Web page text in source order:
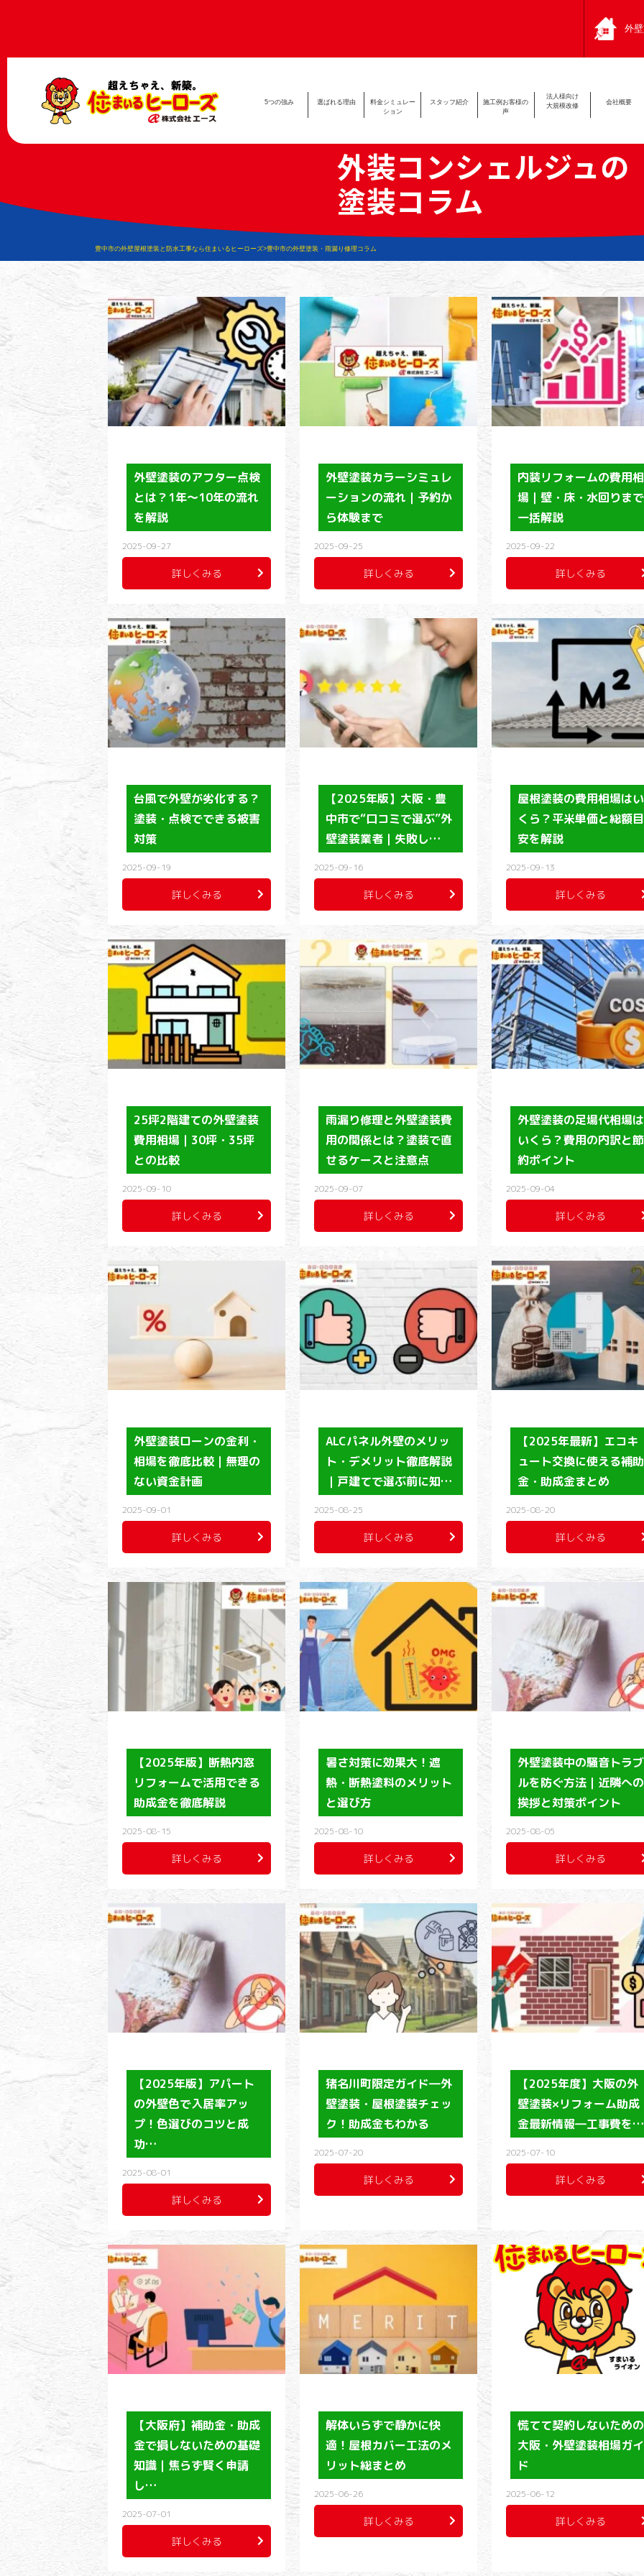
外
5つの強み 選ばれる理由 料金シミュ レー
ション
スタッフ紹介 施工例お客様の
声
法人様向け
大規模改修
会社概要
外装コンシェルジュの
塗装コラム
豊中市の外壁屋根塗装と防水工事なら住まいるヒーローズ>豊中市の外壁塗装・雨漏り修理コラム
外壁塗装のアフター点検
とは？1年〜10年の流れ
を解説
2025-09-27
詳しくみる
外壁塗装カラーシミュレ
ーションの流れ｜予約か
ら体験まで
2025-09-25
詳しくみる
内装リフォームの費用相
場｜壁・床・水回りまで
一括解説
2025-09-22
詳しくみる
台風で外壁が劣化する？
塗装・点検でできる被害
対策
2025-09-19
詳しくみる
【2025年版】大阪・豊
中市で“口コミで選ぶ”外
壁塗装業者｜失敗し…
2025-09-16
詳しくみる
屋根塗装の費用相場はい
くら？平米単価と総額目
安を解説
2025-09-13
詳しくみる
25坪2階建ての外壁塗装
費用相場｜30坪・35坪
との比較
2025-09-10
詳しくみる
雨漏り修理と外壁塗装費
用の関係とは？塗装で直
せるケースと注意点
2025-09-07
詳しくみる
外壁塗装の足場代相場は
いくら？費用の内訳と節
約ポイント
2025-09-04
詳しくみる
外壁塗装ローンの金利・
相場を徹底比較｜無理の
ない資金計画
2025-09-01
詳しくみる
ALCパネル外壁のメリッ
ト・デメリット徹底解説
｜戸建てで選ぶ前に知…
2025-08-25
詳しくみる
【2025年最新】エコキ
ュート交換に使える補助
金・助成金まとめ
2025-08-20
詳しくみる
【2025年版】断熱内窓
リフォームで活用できる
助成金を徹底解説
2025-08-15
詳しくみる
暑さ対策に効果大！遮
熱・断熱塗料のメリット
と選び方
2025-08-10
詳しくみる
外壁塗装中の騒音トラブ
ルを防ぐ方法｜近隣への
挨拶と対策ポイント
2025-08-05
詳しくみる
【2025年版】アパート
の外壁色で入居率アッ
プ！色選びのコツと成
功…
2025-08-01
詳しくみる
猪名川町限定ガイド―外
壁塗装・屋根塗装チェッ
ク！助成金もわかる
2025-07-20
詳しくみる
【2025年度】大阪の外
壁塗装×リフォーム助成
金最新情報―工事費を…
2025-07-10
詳しくみる
【大阪府】補助金・助成
金で損しないための基礎
知識｜焦らず賢く申請
し…
2025-07-01
詳しくみる
解体いらずで静かに快
適！屋根カバー工法のメ
リット総まとめ
2025-06-26
詳しくみる
慌てて契約しないための
大阪・外壁塗装相場ガイ
ド
2025-06-12
詳しくみる